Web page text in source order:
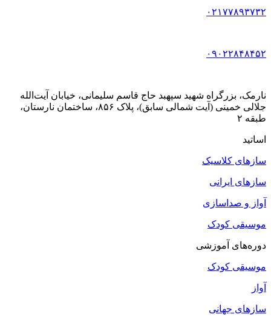
۰۲۱۷۷۸۹۳۷۳۲
۰۹۰۲۲۸۴۸۴۵۲
نارمک، بزرگراه شهید سپهبد حاج قاسم سلیمانی، خیابان آیت‌الله
جلالی خمینی (آیت شمالی سابق)، پلاک ۸۵۶، ساختمان نارستان،
طبقه ۲
اساتید
سازهای کلاسیک
سازهای ایرانی
آواز و صداسازی
موسیقی کودک
دوره‌های آموزشی
موسیقی کودک
آواز
سازهای جهانی